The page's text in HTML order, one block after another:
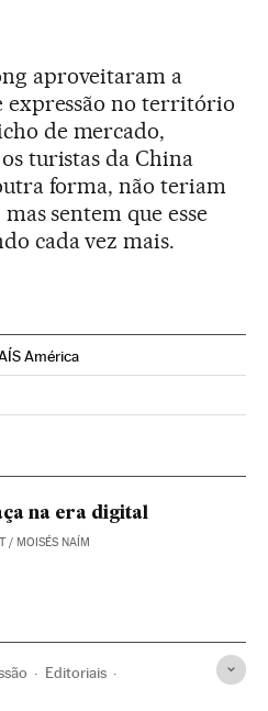
aproveitaram a
no território
de mercado,
turistas da China
forma, não teriam
sentem que esse
cada vez mais.
América
en Twitteren Instagram
Brasil en Facebook
na era digital
/ MOISÉS NAÍM
Editoriais